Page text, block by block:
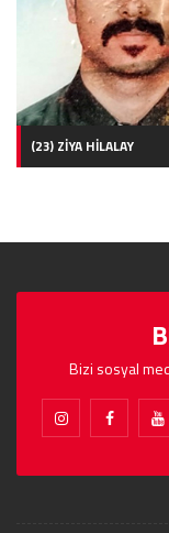
(23) ZİYA HİLALAY
Bizi sosyal